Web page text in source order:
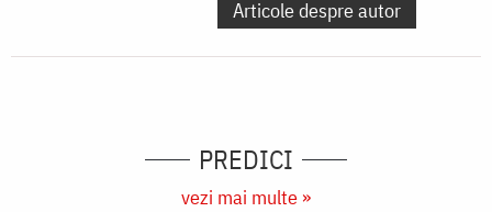
Articole despre autor
PREDICI
vezi mai multe »